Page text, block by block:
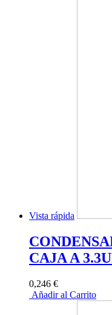
Vista rápida
CAJA A
0,246 €
Añadir al Carrito